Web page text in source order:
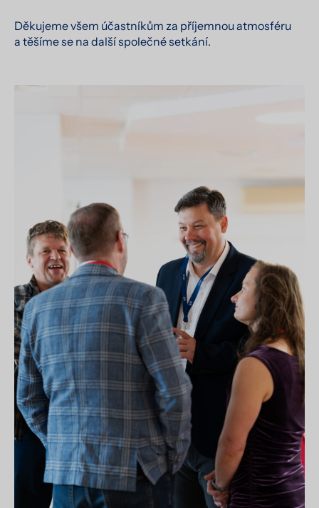
Děkujeme všem účastníkům za příjemnou atmosféru
a těšíme se na další společné setkání.